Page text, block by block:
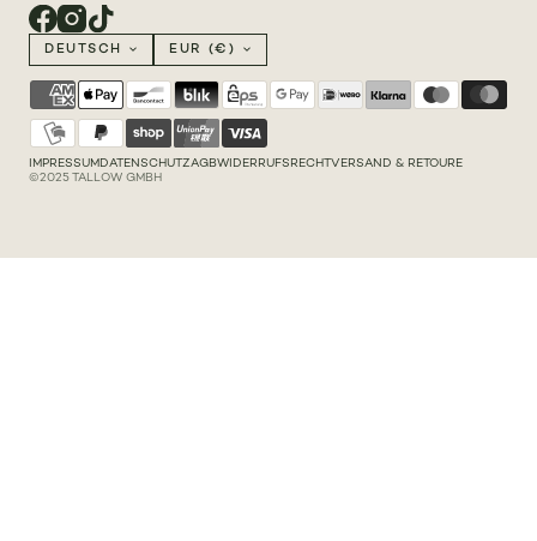
DEUTSCH EUR (€)
IMPRESSUMDATENSCHUTZAGBWIDERRUFSRECHTVERSAND & RETOURE
©2025 TALLOW GMBH